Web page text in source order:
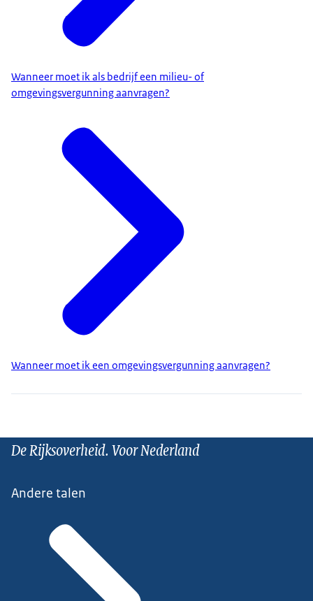
Wanneer moet ik als bedrijf een milieu- of
omgevingsvergunning aanvragen?
Wanneer moet ik een omgevingsvergunning aanvragen?
De Rijksoverheid. Voor Nederland
Andere talen